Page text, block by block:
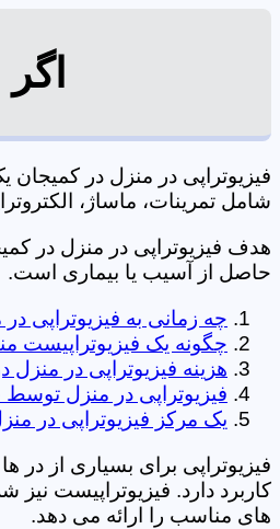
فیزیوتراپی در منزل در
شامل تمرینات، ماساژ، الکتروتراپی و سایر
هدف فیزیوتراپی در منزل در
حاصل از آسیب یا بیماری است.
چه زمانی به فیزیوتراپی
چگونه یک فیزیوتراپیست
هزینه فیزیوتراپی در
فیزیوتراپی در منزل توسط
یک مرکز فیزیوتراپی در
فیزیوتراپی برای بسیاری از
کاربرد دارد. فیزیوتراپیست
های مناسب را ارائه می دهد.